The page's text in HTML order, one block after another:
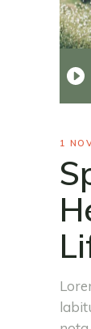
1